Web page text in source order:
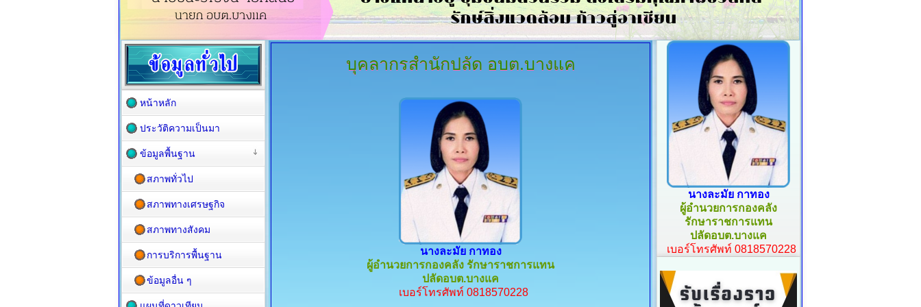
บุคลากรสำนักปลัด อบต.บางแค
นางละมัย กาทอง
ผู้อำนวยการกองคลัง รักษาราชการแทน
ปลัดอบต.บางแค
เบอร์โทรศัพท์ 0818570228
หน้าหลัก
ประวัติความเป็นมา
ข้อมูลพื้นฐาน
สภาพทั่วไป
สภาพทางเศรษฐกิจ
สภาพทางสังคม
การบริการพื้นฐาน
ข้อมูลอื่น ๆ
นางละมัย กาทอง
ผู้อำนวยการกองคลัง
รักษาราชการแทน
ปลัดอบต.บางแค
เบอร์โทรศัพท์ 0818570228